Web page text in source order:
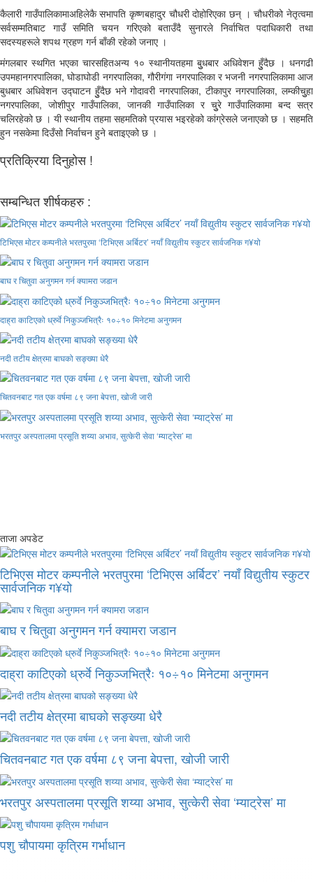
कैलारी गाउँपालिकामाअहिलेकै सभापति कृष्णबहादुर चौधरी दोहोरिएका छन् । चौधरीको नेतृत्वमा
सर्वसम्मतिबाट गाउँ समिति चयन गरिएको बताउँदै सुनारले निर्वाचित पदाधिकारी तथा
सदस्यहरूले शपथ ग्रहण गर्न बाँकी रहेको जनाए ।
मंगलबार स्थगित भएका चारसहितअन्य १० स्थानीयतहमा बुुधबार अधिवेशन हुुँदैछ । धनगढी
उपमहानगरपालिका, घोडाघोडी नगरपालिका, गौरीगंगा नगरपालिका र भजनी नगरपालिकामा आज
बुधबार अधिवेशन उद्घाटन हुुँदैछ भने गोदावरी नगरपालिका, टीकापुर नगरपालिका, लम्कीचुुहा
नगरपालिका, जोशीपुर गाउँपालिका, जानकी गाउँपालिका र चुुरे गाउँपालिकामा बन्द सत्र
चलिरहेको छ । यी स्थानीय तहमा सहमतिको प्रयास भइरहेको कांग्रेसले जनाएको छ । सहमति
हुन नसकेमा दिउँसो निर्वाचन हुने बताइएको छ ।
प्रतिक्रिया दिनुहोस !
सम्बन्धित शीर्षकहरु :
टिभिएस मोटर कम्पनीले भरतपुरमा ‘टिभिएस अर्बिटर’ नयाँ विद्युतीय स्कुटर सार्वजनिक ग¥यो
बाघ र चितुवा अनुगमन गर्न क्यामरा जडान
दाह्रा काटिएको ध्रुर्वे निकुञ्जभित्रैः १०÷१० मिनेटमा अनुगमन
नदी तटीय क्षेत्रमा बाघको सङ्ख्या धेरै
चितवनबाट गत एक वर्षमा ८९ जना बेपत्ता, खोजी जारी
भरतपुर अस्पतालमा प्रसूति शय्या अभाव, सुत्केरी सेवा ‘म्याट्रेस’ मा
ताजा अपडेट
टिभिएस मोटर कम्पनीले भरतपुरमा ‘टिभिएस अर्बिटर’ नयाँ विद्युतीय स्कुटर
सार्वजनिक ग¥यो
बाघ र चितुवा अनुगमन गर्न क्यामरा जडान
दाह्रा काटिएको ध्रुर्वे निकुञ्जभित्रैः १०÷१० मिनेटमा अनुगमन
नदी तटीय क्षेत्रमा बाघको सङ्ख्या धेरै
चितवनबाट गत एक वर्षमा ८९ जना बेपत्ता, खोजी जारी
भरतपुर अस्पतालमा प्रसूति शय्या अभाव, सुत्केरी सेवा ‘म्याट्रेस’ मा
पशु चौपायमा कृत्रिम गर्भाधान